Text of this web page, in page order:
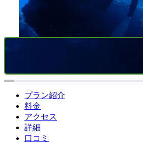
プラン紹介
料金
アクセス
詳細
口コミ